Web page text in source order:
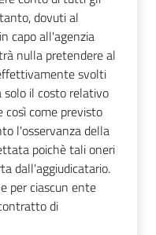
dovuti al
capo all'agenzia
nulla pretendere al
svolti
il costo relativo
come previsto
l'osservanza della
poichè tali oneri
dall'aggiudicatario.
per ciascun ente
di